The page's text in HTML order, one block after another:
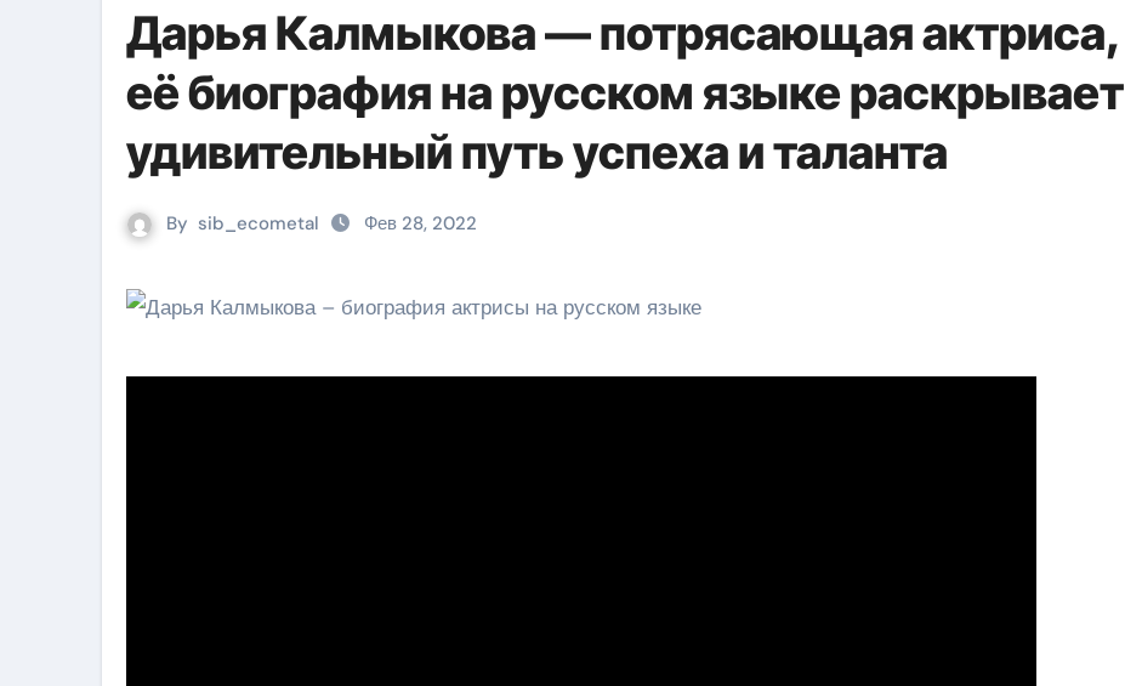
Дарья Калмыкова — потрясающая актриса,
её биография на русском языке раскрывает
удивительный путь успеха и таланта
By sib_ecometal Фев 28, 2022